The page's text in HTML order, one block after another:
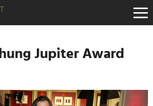
Jupiter Award